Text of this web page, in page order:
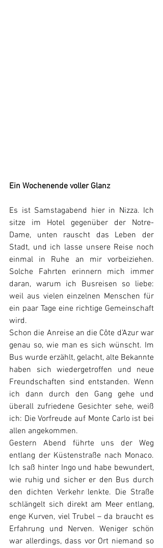
Ein Wochenende voller Glanz
Es ist Samstagabend hier in Nizza. Ich
sitze im Hotel gegenüber der Notre-
Dame, unten rauscht das Leben der
Stadt, und ich lasse unsere Reise noch
einmal in Ruhe an mir vorbeiziehen.
Solche Fahrten erinnern mich immer
daran, warum ich Busreisen so liebe:
weil aus vielen einzelnen Menschen für
ein paar Tage eine richtige Gemeinschaft
wird.
Schon die Anreise an die Côte d’Azur war
genau so, wie man es sich wünscht. Im
Bus wurde erzählt, gelacht, alte Bekannte
haben sich wiedergetroffen und neue
Freundschaften sind entstanden. Wenn
ich dann durch den Gang gehe und
überall zufriedene Gesichter sehe, weiß
ich: Die Vorfreude auf Monte Carlo ist bei
allen angekommen.
Gestern Abend führte uns der Weg
entlang der Küstenstraße nach Monaco.
Ich saß hinter Ingo und habe bewundert,
wie ruhig und sicher er den Bus durch
den dichten Verkehr lenkte. Die Straße
schlängelt sich direkt am Meer entlang,
enge Kurven, viel Trubel – da braucht es
Erfahrung und Nerven. Weniger schön
war allerdings, dass vor Ort niemand so